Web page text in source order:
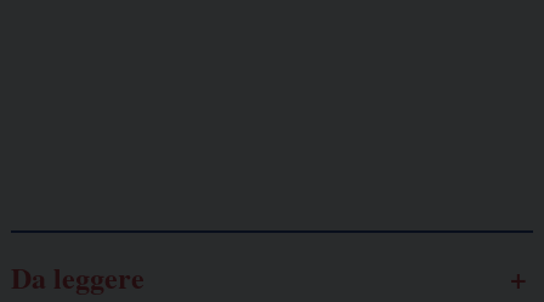
Da leggere